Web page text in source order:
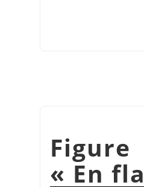
« En